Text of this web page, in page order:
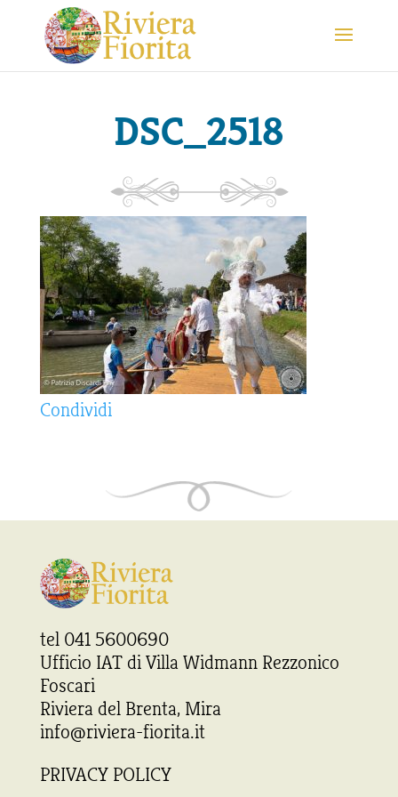
DSC_2518
Condividi
tel 041 5600690
Ufficio IAT di Villa Widmann Rezzonico
Foscari
Riviera del Brenta, Mira
info@riviera-fiorita.it
PRIVACY POLICY